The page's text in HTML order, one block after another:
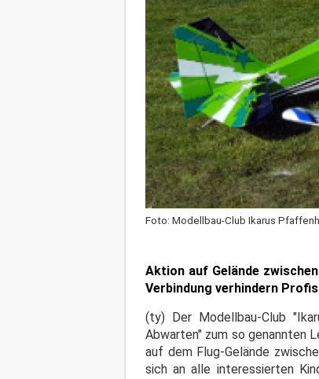
Foto: Modellbau-Club Ikarus
Aktion auf Gelände
Verbindung verhindern
(ty) Der Modellbau-Club
Abwarten" zum so genannten
auf dem Flug-Gelände
sich an alle interessierten